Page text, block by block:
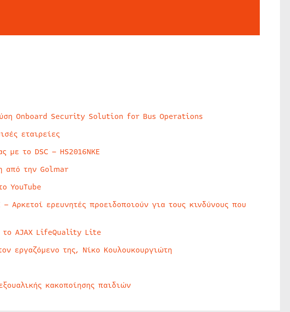
Onboard Security Solution for Bus Operations
εταιρείες
το DSC – HS2016NKE
από την Golmar
YouTube
Αρκετοί ερευνητές προειδοποιούν για τους κινδύνους που
το AJAX LifeQuality Lite
εργαζόμενο της, Νίκο Κουλουκουργιώτη
κακοποίησης παιδιών